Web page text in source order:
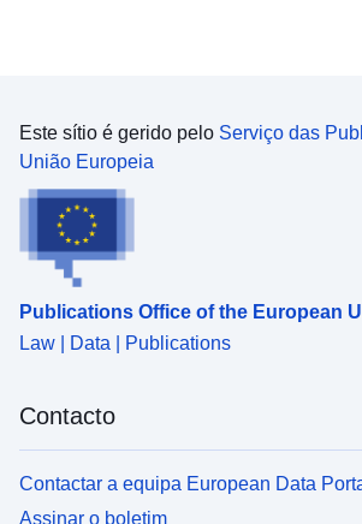
Este sítio é gerido pelo Serviço das
União Europeia
Publications Office of the European
Law | Data | Publications
Contacto
Contactar a equipa European Data
Assinar o boletim